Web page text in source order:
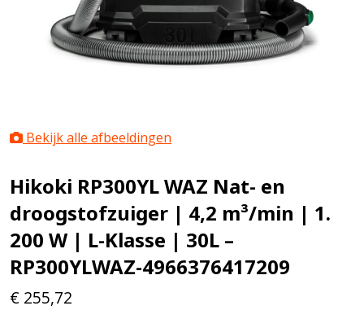
Bekijk alle afbeeldingen
Hikoki RP300YL WAZ Nat- en
droogstofzuiger | 4,2 m³/min | 1.
200 W | L-Klasse | 30L –
RP300YLWAZ-4966376417209
€ 255,72